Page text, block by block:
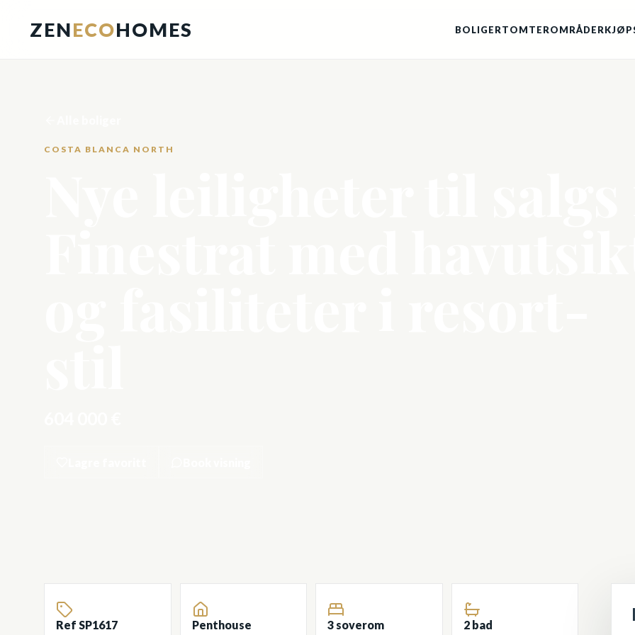
ZENECOHOMES BOLIGERTOMTEROMRÅDER
COSTA BLANCA NORTH
Ref SP1617 Penthouse 3 soverom 2 bad